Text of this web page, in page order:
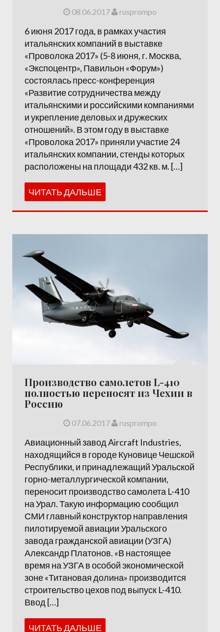
08.06.2017 rusprompo
6 июня 2017 года, в рамках участия
итальянских компаний в выставке
«Проволока 2017» (5-8 июня, г. Москва,
«Экспоцентр», Павильон «Форум»)
состоялась пресс-конференция
«Развитие сотрудничества между
итальянскими и российскими компаниями
и укрепление деловых и дружеских
отношений». В этом году в выставке
«Проволока 2017» приняли участие 24
итальянских компании, стенды которых
расположены на площади 432 кв. м. […]
ЧИТАТЬ ДАЛЬШЕ
Производство самолетов L-410
полностью переносят из Чехии в
Россию
07.06.2017 rusprompo
Авиационный завод Aircraft Industries,
находящийся в городе Куновице Чешской
Республики, и принадлежащий Уральской
горно-металлургической компании,
переносит производство самолета L-410
на Урал. Такую информацию сообщил
СМИ главный конструктор направления
пилотируемой авиации Уральского
завода гражданской авиации (УЗГА)
Александр Платонов. «В настоящее
время на УЗГА в особой экономической
зоне «Титановая долина» производится
строительство цехов под выпуск L-410.
Ввод […]
ЧИТАТЬ ДАЛЬШЕ